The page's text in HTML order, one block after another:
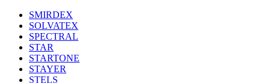
SMIRDEX
SOLVATEX
SPECTRAL
STAR
STARTONE
STAYER
STELS